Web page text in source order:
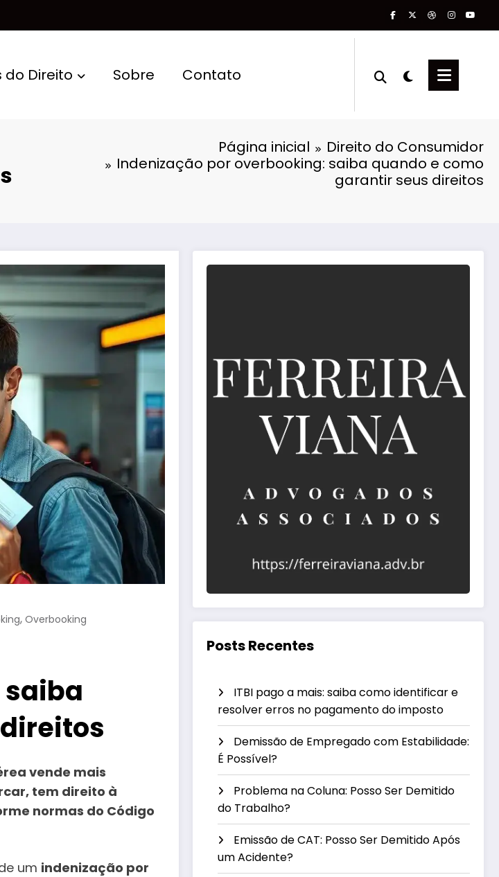
do Direito Sobre Contato
Página inicial
Direito do Consumidor
Indenização por overbooking: saiba quando e como
garantir seus direitos
, Overbooking
saiba
vende mais
tem direito à
normas do Código
um indenização por
Posts Recentes
ITBI pago a mais: saiba como identificar e
resolver erros no pagamento do imposto
Demissão de Empregado com Estabilidade:
É Possível?
Problema na Coluna: Posso Ser Demitido
do Trabalho?
Emissão de CAT: Posso Ser Demitido Após
um Acidente?